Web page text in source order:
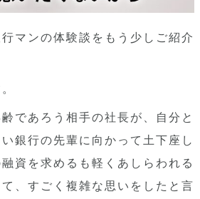
マンの体験談をもう少しご紹介
であろう相手の社長が、自分と
銀行の先輩に向かって土下座し
資を求めるも軽くあしらわれる
、すごく複雑な思いをしたと言